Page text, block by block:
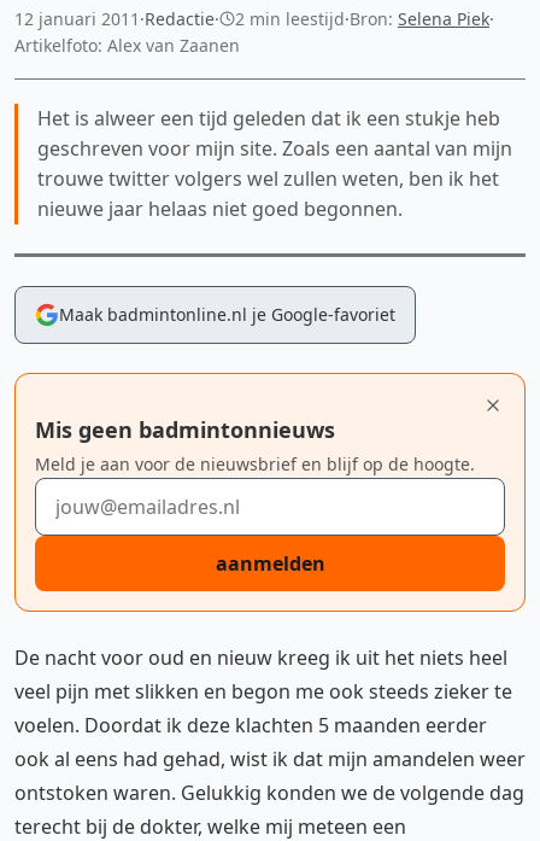
12 januari 2011 ·Redactie· 2 min leestijd·Bron: Selena Piek·
Artikelfoto: Alex van Zaanen
Het is alweer een tijd geleden dat ik een stukje heb
geschreven voor mijn site. Zoals een aantal van mijn
trouwe twitter volgers wel zullen weten, ben ik het
nieuwe jaar helaas niet goed begonnen.
Maak badmintonline.nl je Google-favoriet
Mis geen badmintonnieuws
Meld je aan voor de nieuwsbrief en blijf op de hoogte.
E-mailadres
aanmelden
De nacht voor oud en nieuw kreeg ik uit het niets heel
veel pijn met slikken en begon me ook steeds zieker te
voelen. Doordat ik deze klachten 5 maanden eerder
ook al eens had gehad, wist ik dat mijn amandelen weer
ontstoken waren. Gelukkig konden we de volgende dag
terecht bij de dokter, welke mij meteen een